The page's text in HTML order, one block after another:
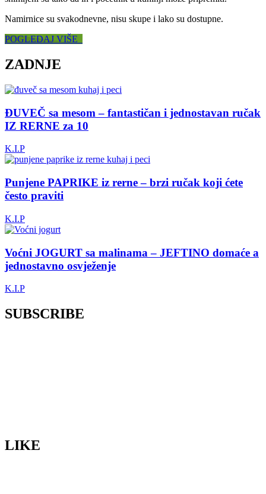
Namirnice su svakodnevne, nisu skupe i lako su dostupne.
POGLEDAJ VIŠE
ZADNJE
ĐUVEČ sa mesom – fantastičan i jednostavan ručak
IZ RERNE za 10
K.I.P
Punjene PAPRIKE iz rerne – brzi ručak koji ćete
često praviti
K.I.P
Voćni JOGURT sa malinama – JEFTINO domaće a
jednostavno osvježenje
K.I.P
SUBSCRIBE
LIKE